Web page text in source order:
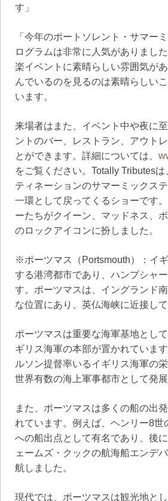
す」
「今年のポートソレント・サマー
ログラムは非常に人気がありまし
楽イベントに素晴らしい雰囲気が
んでいるのを見るのは素晴らしい
います。
来場者はまた、イベント中や夜に
ントのバー、レストラン、アウト
とができます。詳細については、
をご覧ください。Totally Tributes
ティネーションのサマーミックス
一環として戻ってくるショーです
ーたちがクイーン、マッドネス、
のロックアイコンに扮しました。
※ポーツマス（Portsmouth）：イ
する港湾都市であり、ハンプシャ
す。ポーツマスは、イングランド
な位置にあり、英仏海峡に近接して
ポーツマスは重要な海軍基地とし
ギリス海軍の本部が置かれていま
ルソン提督率いるイギリス海軍の
世界有数の海上軍事都市として発展
また、ポーツマスは多くの船の出
れています。例えば、ヘンリー8世
への船出点として有名であり、後
ェームズ・クックの航海船エンデ
航しました。
現代では、ポーツマスは観光地と